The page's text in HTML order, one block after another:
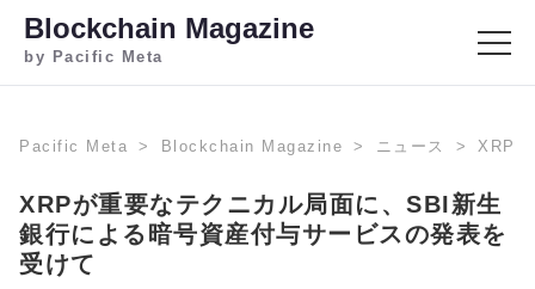
Blockchain Magazine
by Pacific Meta
Pacific Meta Blockchain Magazine ニュース XRPが
XRPが重要なテクニカル局面に、SBI新生
銀行による暗号資産付与サービスの発表を
受けて